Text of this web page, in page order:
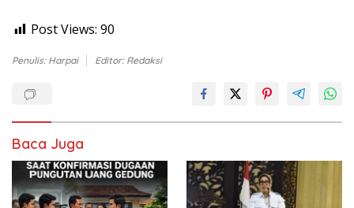
Post Views: 90
Penulis: Harpai Editor: Redaksi
Baca Juga